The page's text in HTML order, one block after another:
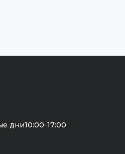
дни10:00-17:00